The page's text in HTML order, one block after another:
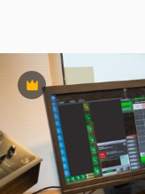
Premium